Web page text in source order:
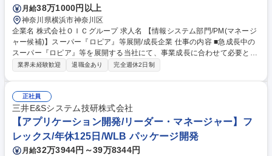
月給38万1000円以上
神奈川県横浜市神奈川区
企業名 株式会社ＯＩＣグループ 求人名 【情報システム部門/PM(マネージ
ャー候補)】スーパー『ロピア』等展開/成長企業 仕事の内容 ■急成長中の
スーパー『ロピア』等を展開する当社にて、事業成長に合わせて必要とな
る、様々な業務システムやインフラ・ネットワーク基盤の企画/設計/構築/
ープ会社や各部門との業務・システム要件定義 ■システム開発プロジェク
トリーダー ■保守運用・ヘルプデスクの構築 ■インフラ・ネットワーク・
アーキテクチャの設計、構築 【魅力】自らの責任で業務とシステムを構築
することで、事業や業務を動かす実感、その際の会社成長など、成果を感
じやすいポジションです。 募集職種 【情報システム部門/PM(マネージャ
ー候補)】スーパー『ロピア』等展開/成長企業
業界未経験歓迎 退職金あり 完全週休2日制
正社員
三井E&Sシステム技研株式会社
【アプリケーション開発/リーダー・マネージャー】フ
レックス/年休125日/WLB パッケージ開発
月給32万3944円～39万8344円